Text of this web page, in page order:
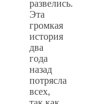
развелись.
Эта
громкая
история
два
года
назад
потрясла
всех,